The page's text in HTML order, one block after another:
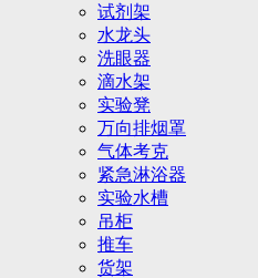
试剂架
水龙头
洗眼器
滴水架
实验凳
万向排烟罩
气体考克
紧急淋浴器
实验水槽
吊柜
推车
货架